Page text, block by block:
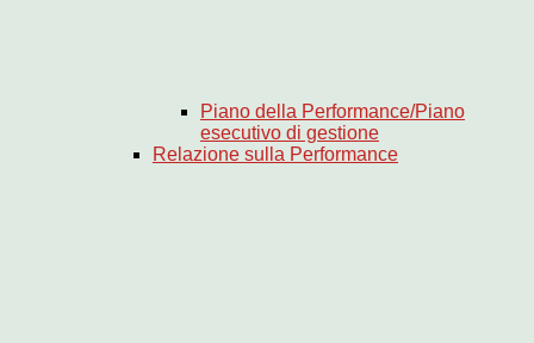
Piano della Performance/Piano
esecutivo di gestione
Relazione sulla Performance